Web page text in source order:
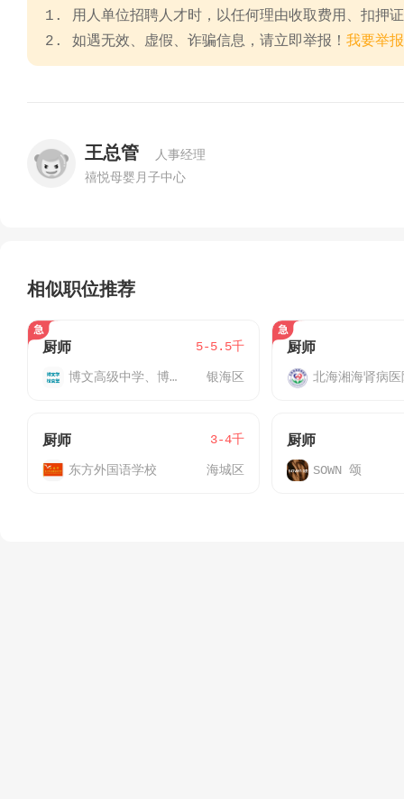
1. 用人单位招聘人才时，以任何理由收取费用、扣押
2. 如遇无效、虚假、诈骗信息，请立即举报！ 我要举报
王总管
人事经理
禧悦母婴月子中心
相似职位推荐
厨师 5-5.5千
博文高级中学、博文双语学校食堂 银海区
厨师
北海湘海肾病医
厨师 3-4千
东方外国语学校 海城区
厨师
SOWN 颂